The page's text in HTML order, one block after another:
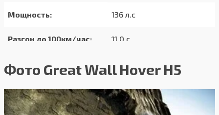
Мощность: 136 л.с
Разгон до 100км/час: 11.0 с
Максимальная
скорость:
160 км/ч
Расход в городском
цикле:
10.7/100км
Фото Great Wall Hover H5